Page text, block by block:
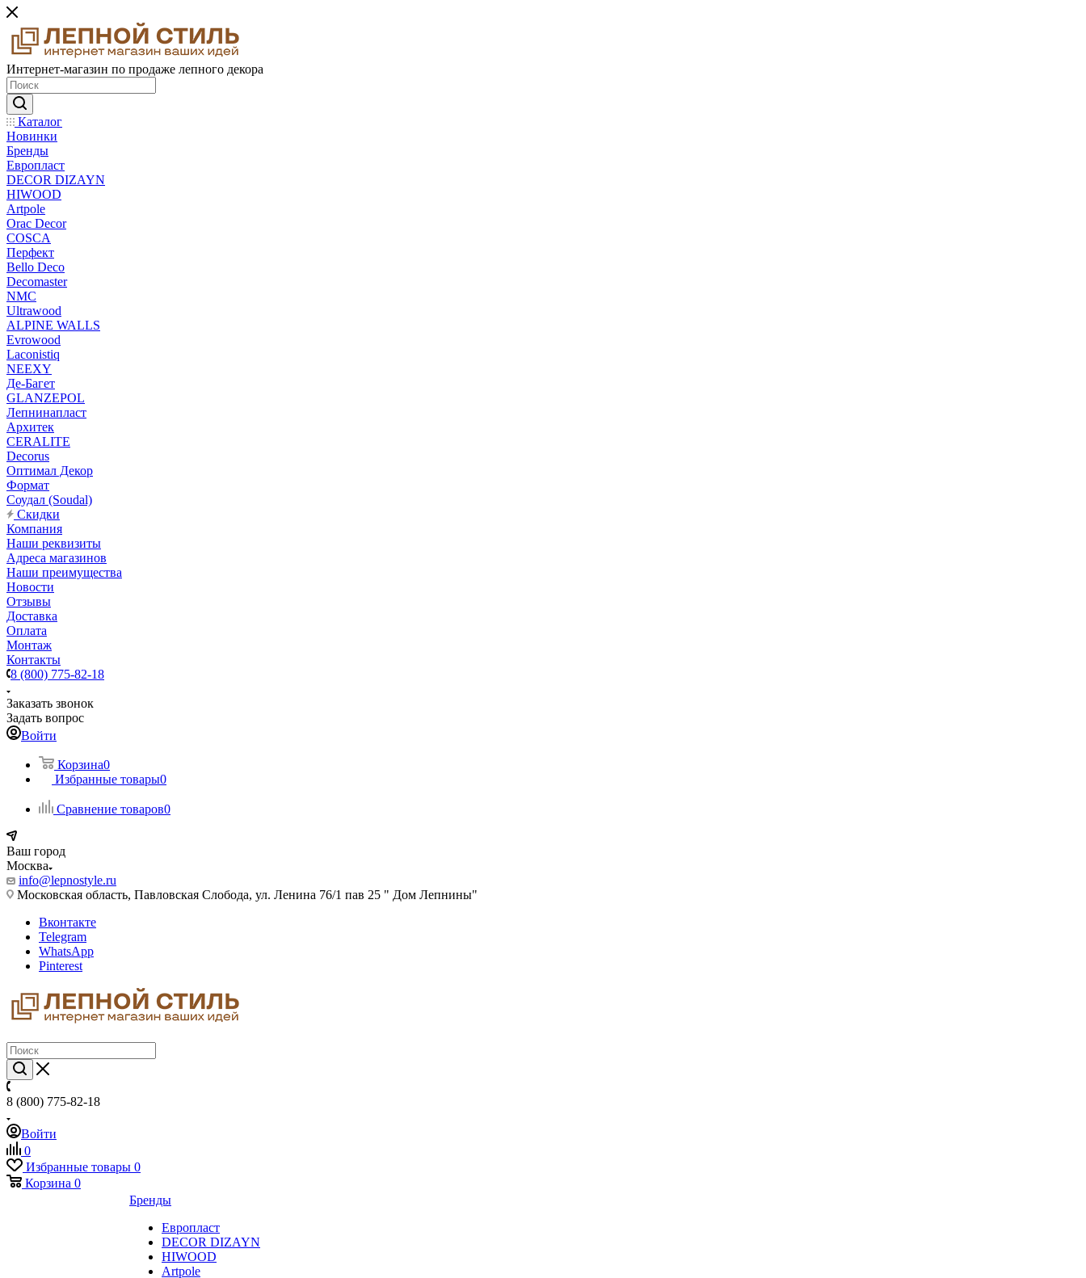
Интернет-магазин по продаже лепного декора
Каталог
Новинки
Бренды
Европласт
DECOR DIZAYN
HIWOOD
Artpole
Orac Decor
COSCA
Перфект
Bello Deco
Decomaster
NMС
Ultrawood
ALPINE WALLS
Evrowood
Laconistiq
NEEXY
Де-Багет
GLANZEPOL
Лепнинапласт
Архитек
CERALITE
Decorus
Оптимал Декор
Формат
Соудал (Soudal)
Скидки
Компания
Наши реквизиты
Адреса магазинов
Наши преимущества
Новости
Отзывы
Доставка
Оплата
Монтаж
Контакты
8 (800) 775-82-18
Заказать звонок
Задать вопрос
Войти
Корзина0
Избранные товары0
Сравнение товаров0
Ваш город
Москва
info@lepnostyle.ru
Московская область, Павловская Слобода, ул. Ленина 76/1 пав 25 " Дом Лепнины"
Вконтакте
Telegram
WhatsApp
Pinterest
8 (800) 775-82-18
Войти
0
Избранные товары 0
Корзина 0
Бренды
Европласт
DECOR DIZAYN
HIWOOD
Artpole